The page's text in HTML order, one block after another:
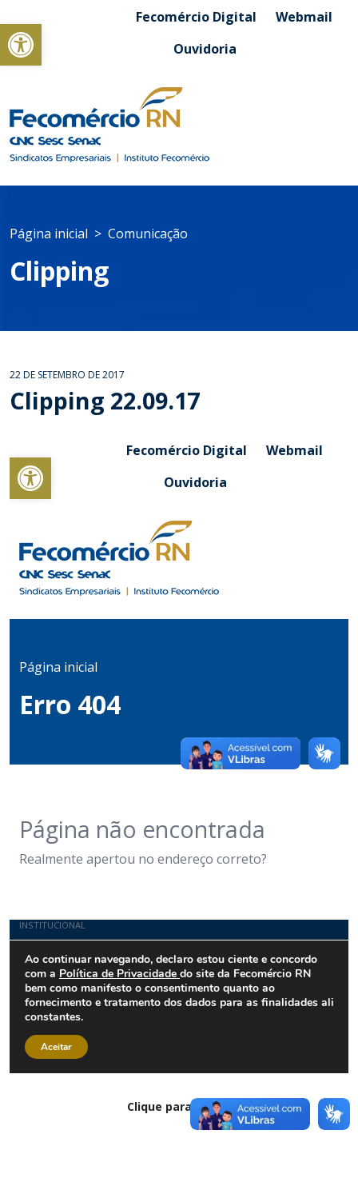
Abrir a barra de ferramentasFecomércio Digital
Webmail
Ouvidoria
Página inicial Comunicação
Clipping
22 DE SETEMBRO DE 2017
Clipping 22.09.17
Clique para baixar